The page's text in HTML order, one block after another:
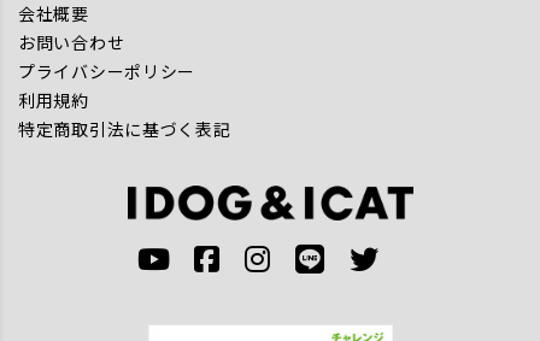
会社概要
お問い合わせ
プライバシーポリシー
利用規約
特定商取引法に基づく表記